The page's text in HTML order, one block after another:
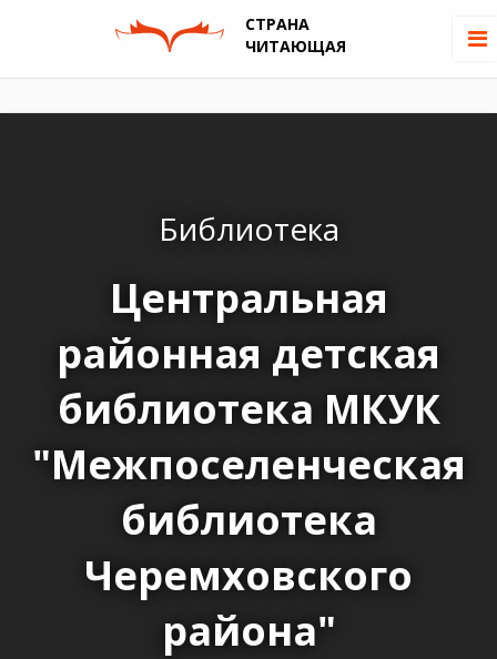
СТРАНА
ЧИТАЮЩАЯ
Библиотека
Центральная
районная детская
библиотека МКУК
"Межпоселенческая
библиотека
Черемховского
района"